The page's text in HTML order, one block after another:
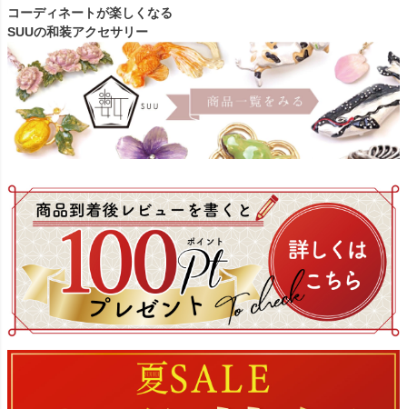
コーディネートが楽しくなる
SUUの和装アクセサリー